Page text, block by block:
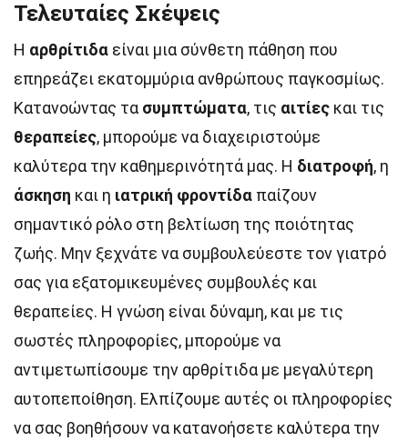
Τελευταίες Σκέψεις
Η αρθρίτιδα είναι μια σύνθετη πάθηση που
επηρεάζει εκατομμύρια ανθρώπους παγκοσμίως.
Κατανοώντας τα συμπτώματα, τις αιτίες και τις
θεραπείες, μπορούμε να διαχειριστούμε
καλύτερα την καθημερινότητά μας. Η διατροφή, η
άσκηση και η ιατρική φροντίδα παίζουν
σημαντικό ρόλο στη βελτίωση της ποιότητας
ζωής. Μην ξεχνάτε να συμβουλεύεστε τον γιατρό
σας για εξατομικευμένες συμβουλές και
θεραπείες. Η γνώση είναι δύναμη, και με τις
σωστές πληροφορίες, μπορούμε να
αντιμετωπίσουμε την αρθρίτιδα με μεγαλύτερη
αυτοπεποίθηση. Ελπίζουμε αυτές οι πληροφορίες
να σας βοηθήσουν να κατανοήσετε καλύτερα την